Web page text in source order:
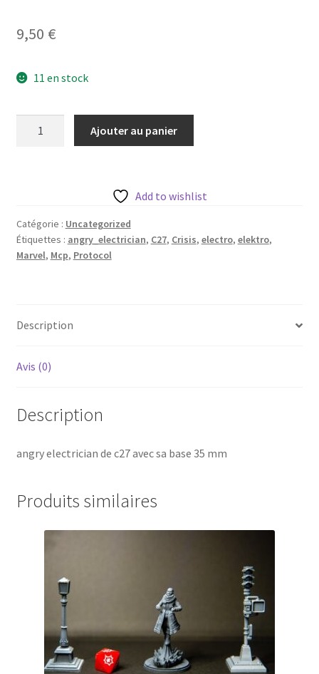
9,50 €
11 en stock
avec
sa
base
Ajouter au panier
Add to wishlist
Catégorie : Uncategorized
Étiquettes : angry_electrician, C27, Crisis, electro, elektro,
Marvel, Mcp, Protocol
Description
Avis (0)
Description
angry electrician de c27 avec sa base 35 mm
Produits similaires